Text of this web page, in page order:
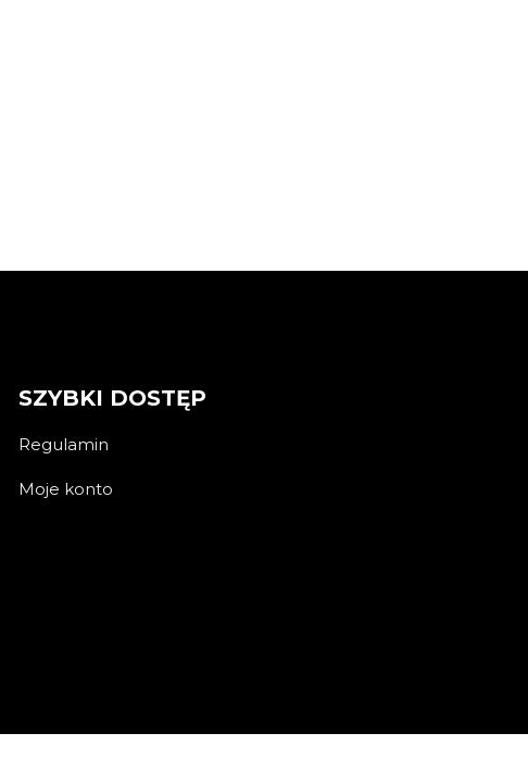
SZYBKI DOSTĘP
Regulamin
Moje konto